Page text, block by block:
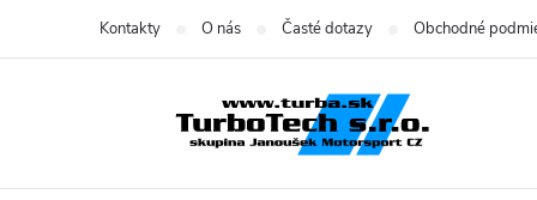
Kontakty O nás Časté dotazy Obchodné